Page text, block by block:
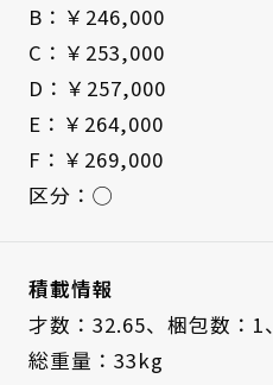
B：￥246,000
C：￥253,000
D：￥257,000
E：￥264,000
F：￥269,000
区分：◯
積載情報
才数：32.65、 梱包数：1、
総重量：33kg